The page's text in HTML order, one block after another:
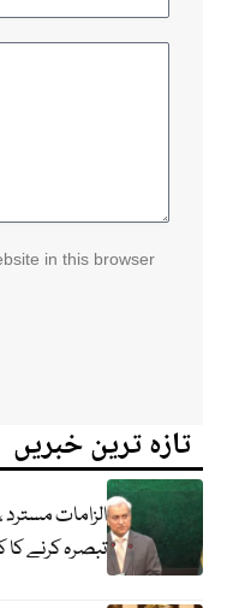
in this browser
تازہ ترین خبریں
الزامات
تبصرہ کرنے کا